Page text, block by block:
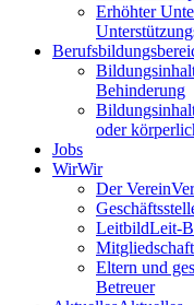
Erhöhter
Behinderung
oder
Jobs
WirWir
Der Verein
LeitbildLeit-
Mitgliedschaft
Eltern und
Betreuer